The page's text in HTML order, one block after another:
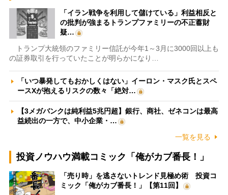
「イラン戦争を利用して儲けている」利益相反と
の批判が強まるトランプファミリーの不正蓄財
疑…
トランプ大統領のファミリー信託が今年1～3月に3000回以上も
の証券取引を行っていたことが明らかになり…
「いつ暴発してもおかしくはない」イーロン・マスク氏とスペ
ースXが抱えるリスクの数々「絶対…
【3メガバンクは純利益5兆円超】銀行、商社、ゼネコンは最高
益続出の一方で、中小企業・…
一覧を見る
投資ノウハウ満載コミック「俺がカブ番長！」
「売り時」を逃さないトレンド見極め術 投資コ
ミック「俺がカブ番長！」【第11回】